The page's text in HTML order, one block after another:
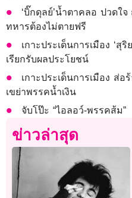
‘บิ๊กดุลย์’น้ำตาคลอ ปวดใ
ทหารต้องไม่ตายฟรี
เกาะประเด็นการเมือง ‘สุ
เรียกรับผลประโยชน์
เกาะประเด็นการเมือง ส่
เขย่าพรรคน้ำเงิน
จับโป๊ะ “ไอลอว์-พรรคส้ม”
ข่าวล่าสุด